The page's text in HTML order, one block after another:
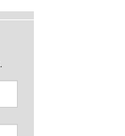
.